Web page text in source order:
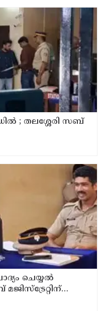
; തലശ്ശേരി സബ്
ചെയ്യല്‍